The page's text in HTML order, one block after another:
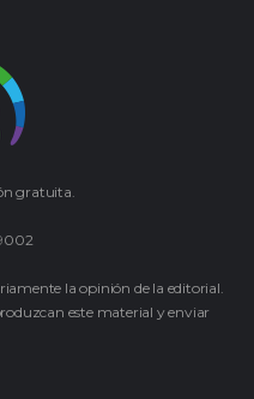
gratuita.
la opinión de la editorial.
este material y enviar